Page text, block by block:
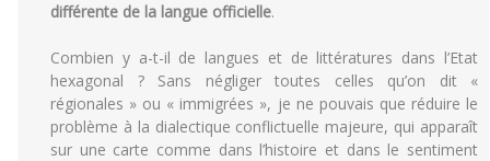
différente de la langue officielle.
Combien y a-t-il de langues et de littératures dans l’Etat
hexagonal ? Sans négliger toutes celles qu’on dit «
régionales » ou « immigrées », je ne pouvais que réduire le
problème à la dialectique conflictuelle majeure, qui apparaît
sur une carte comme dans l’histoire et dans le sentiment